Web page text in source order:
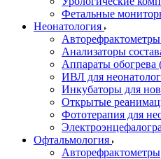
Фетальные
Неонатология
Анализаторы
Аппараты обогрева
ИВЛ для
Инкубаторы для
Открытые
Фототерапия для
Офтальмология
Авторефрактометры